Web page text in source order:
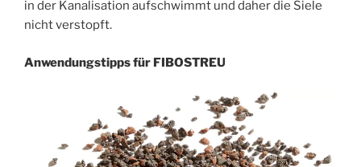
in der Kanalisation aufschwimmt und daher die Siele
nicht verstopft.
Anwendungstipps für FIBOSTREU